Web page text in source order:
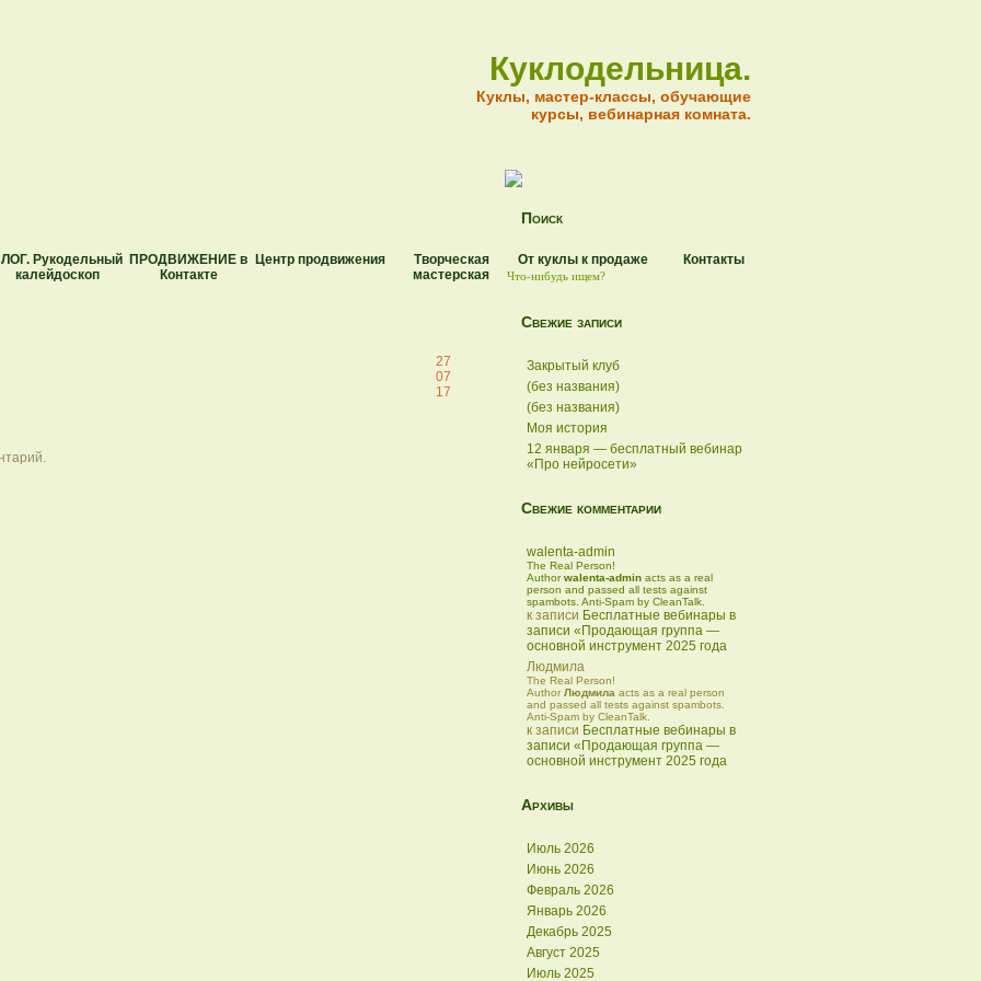
Куклодельница.
Куклы, мастер-классы, обучающие
курсы, вебинарная комната.
Рукодельный
калейдоскоп
ПРОДВИЖЕНИЕ в
Контакте
Центр продвижения
Творческая
мастерская
От куклы к продаже Контакты
27
07
17
Поиск
Свежие записи
Закрытый клуб
(без названия)
(без названия)
Моя история
12 января — бесплатный вебинар
«Про нейросети»
Свежие комментарии
walenta-admin
The Real Person!
Authorwalenta-admin acts as a real
person and passed all tests against
spambots. Anti-Spam by CleanTalk.
к записи Бесплатные вебинары в
записи «Продающая группа —
основной инструмент 2025 года
Людмила
The Real Person!
AuthorЛюдмила acts as a real person
and passed all tests against spambots.
Anti-Spam by CleanTalk.
к записи Бесплатные вебинары в
записи «Продающая группа —
основной инструмент 2025 года
Архивы
Июль 2026
Июнь 2026
Февраль 2026
Январь 2026
Декабрь 2025
Август 2025
Июль 2025